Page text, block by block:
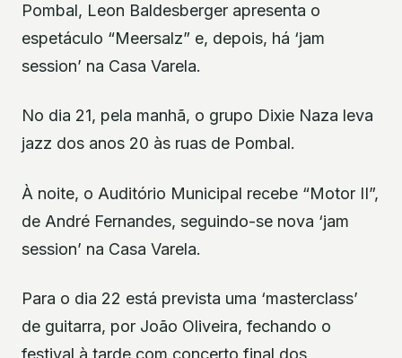
Pombal, Leon Baldesberger apresenta o
espetáculo “Meersalz” e, depois, há ‘jam
session’ na Casa Varela.
No dia 21, pela manhã, o grupo Dixie Naza leva
jazz dos anos 20 às ruas de Pombal.
À noite, o Auditório Municipal recebe “Motor II”,
de André Fernandes, seguindo-se nova ‘jam
session’ na Casa Varela.
Para o dia 22 está prevista uma ‘masterclass’
de guitarra, por João Oliveira, fechando o
festival à tarde com concerto final dos